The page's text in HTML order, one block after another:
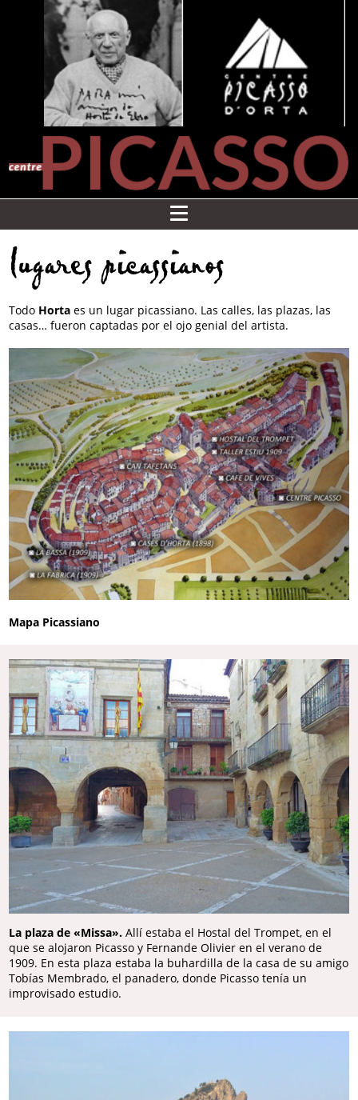
lugares picassianos
Todo Horta es un lugar picassiano. Las calles, las plazas, las
casas… fueron captadas por el ojo genial del artista.
Mapa Picassiano
La plaza de «Missa». Allí estaba el Hostal del Trompet, en el
que se alojaron Picasso y Fernande Olivier en el verano de
1909. En esta plaza estaba la buhardilla de la casa de su amigo
Tobías Membrado, el panadero, donde Picasso tenía un
improvisado estudio.